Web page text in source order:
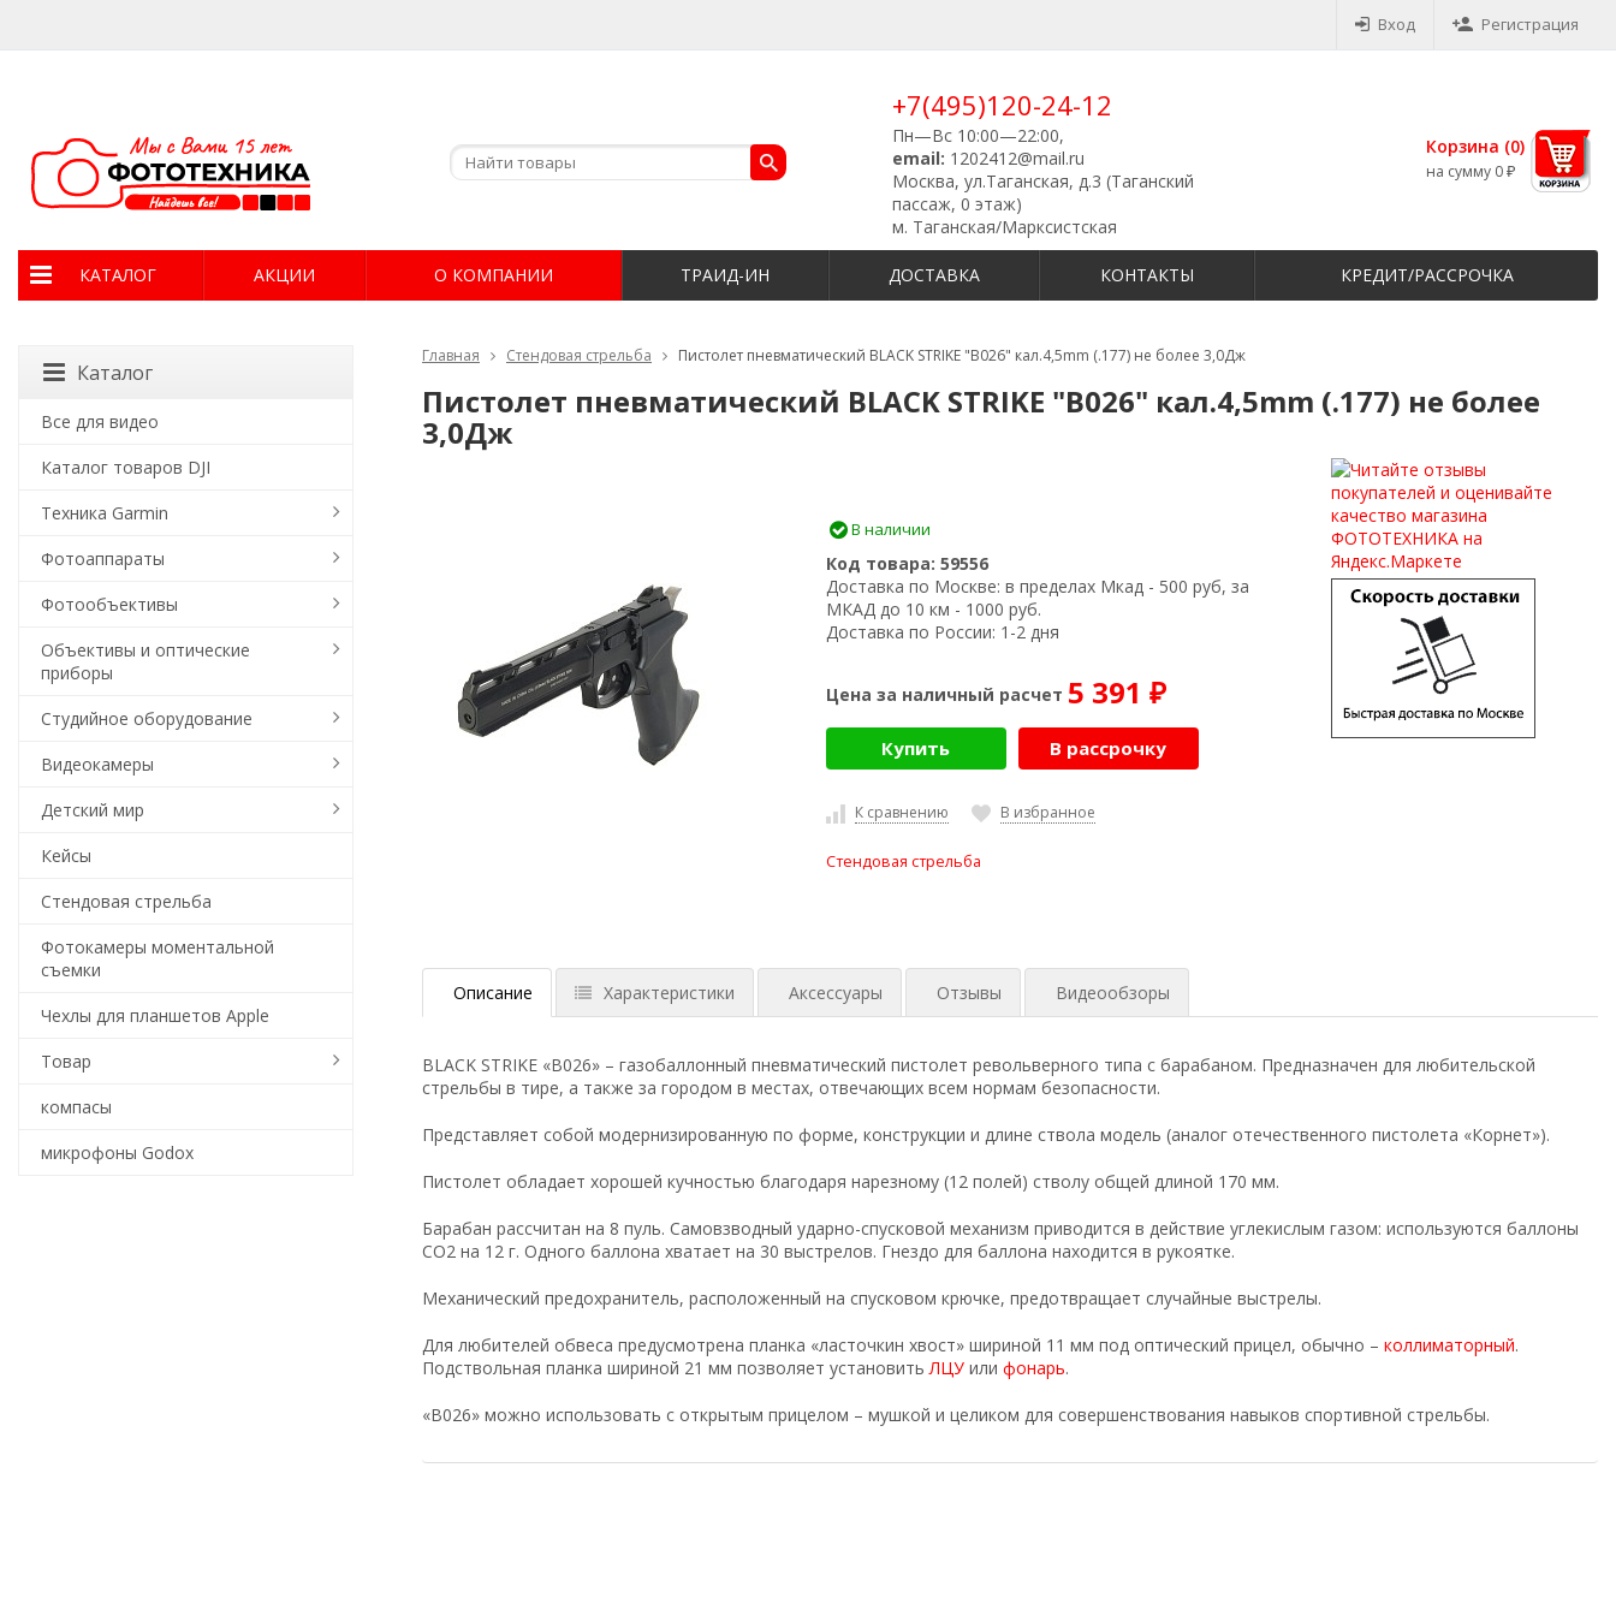
Вход Регистрация
+7(495)120-24-12
Пн—Вс 10:00—22:00,
email: 1202412@mail.ru
Москва, ул.Таганская, д.3 (Таганский
пассаж, 0 этаж)
м. Таганская/Марксистская
Корзина (0)
на сумму 0 ₽
КАТАЛОГ АКЦИИ О КОМПАНИИ ТРАИД-ИН ДОСТАВКА КОНТАКТЫ КРЕДИТ/РАССРОЧКА
Главная Стендовая стрельба Пистолет пневматический BLACK STRIKE "B026" кал.4,5mm (.177) не более 3,0Дж
Пистолет пневматический BLACK STRIKE "B026" кал.4,5mm (.177) не более
3,0Дж
В наличии
Код товара: 59556
Доставка по Москве: в пределах Мкад - 500 руб, за
МКАД до 10 км - 1000 руб.
Доставка по России: 1-2 дня
Цена за наличный расчет 5 391 ₽
Купить В рассрочку
К сравнению В избранное
Стендовая стрельба
Описание Характеристики Аксессуары Отзывы Видеообзоры
BLACK STRIKE «В026» – газобаллонный пневматический пистолет револьверного типа с барабаном. Предназначен для любительской
стрельбы в тире, а также за городом в местах, отвечающих всем нормам безопасности.
Представляет собой модернизированную по форме, конструкции и длине ствола модель (аналог отечественного пистолета «Корнет»).
Пистолет обладает хорошей кучностью благодаря нарезному (12 полей) стволу общей длиной 170 мм.
Барабан рассчитан на 8 пуль. Самовзводный ударно-спусковой механизм приводится в действие углекислым газом: используются баллоны
СО2 на 12 г. Одного баллона хватает на 30 выстрелов. Гнездо для баллона находится в рукоятке.
Механический предохранитель, расположенный на спусковом крючке, предотвращает случайные выстрелы.
Для любителей обвеса предусмотрена планка «ласточкин хвост» шириной 11 мм под оптический прицел, обычно – коллиматорный.
Подствольная планка шириной 21 мм позволяет установить ЛЦУ или фонарь.
«В026» можно использовать с открытым прицелом – мушкой и целиком для совершенствования навыков спортивной стрельбы.
Каталог
Все для видео
Каталог товаров DJI
Техника Garmin
Фотоаппараты
Фотообъективы
Объективы и оптические
приборы
Студийное оборудование
Видеокамеры
Детский мир
Кейсы
Стендовая стрельба
Фотокамеры моментальной
съемки
Чехлы для планшетов Apple
Товар
компасы
микрофоны Godox